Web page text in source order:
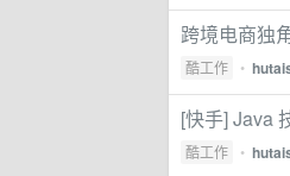
跨境电商独
酷工作 •
[快手] Java
酷工作 •